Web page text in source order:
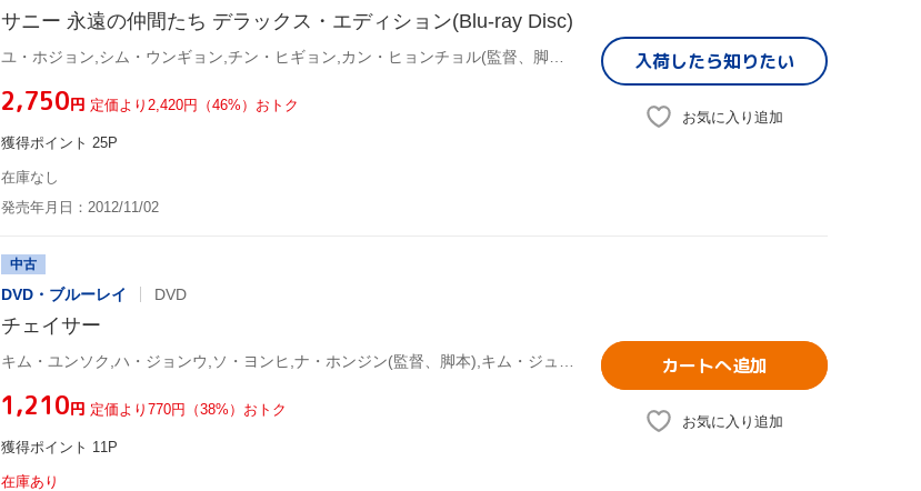
サニー 永遠の仲間たち デラックス・エディション(Blu-ray Disc)
¥2,750円 定価より2,420円（46%）おトク
獲得ポイント 25P
在庫なし
発売年月日：2012/11/02
入荷したら知りたい
お気に入り追加
中古
DVD・ブルーレイ DVD
チェイサー
¥1,210円 定価より770円（38%）おトク
獲得ポイント 11P
在庫あり
カートへ追加
お気に入り追加